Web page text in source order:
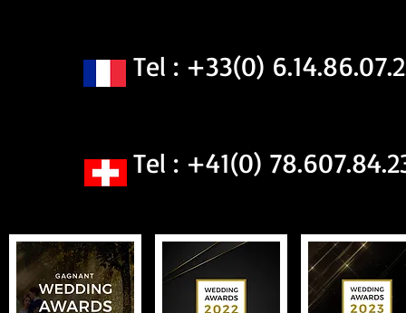
Tel : +33(0)
Tel : +41(0)